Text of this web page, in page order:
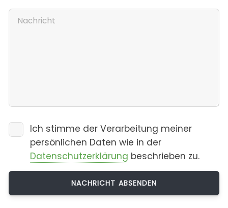
Ich stimme der Verarbeitung meiner
persönlichen Daten wie in der
Datenschutzerklärung beschrieben zu.